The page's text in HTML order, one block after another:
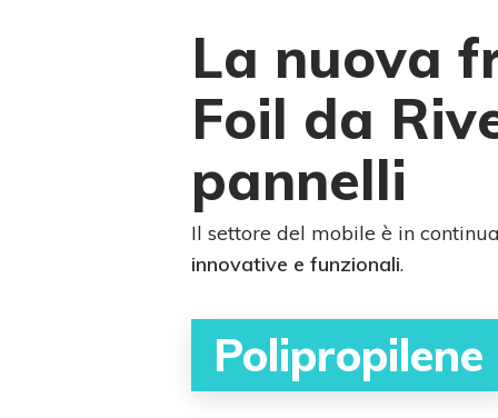
La nuova
Foil da
pannelli
Il settore del mobile è in
innovative e funzionali.
Polipropilene